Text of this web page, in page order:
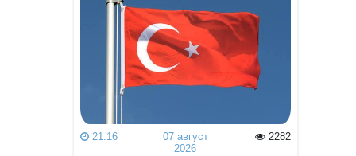
Лидер фракции ХДС/ХСС
отверг вариант досрочной
отставки Мерца с поста
канцлера
Bloomberg: Украина обещала
США не атаковать
инфраструктуру КТК в
21:16
07 август
2026
2282